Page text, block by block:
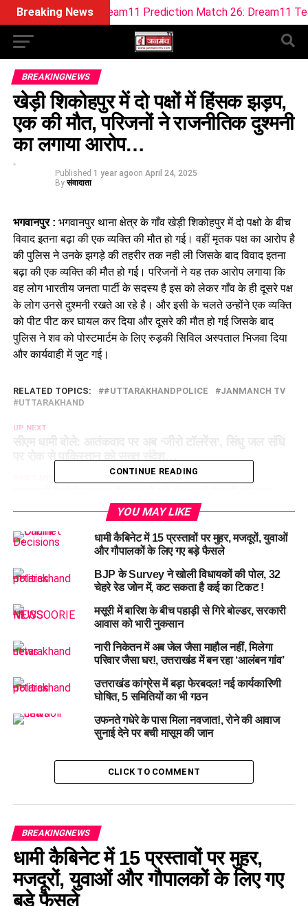
Breaking News
SOB vs MO Dream11 Prediction Match 26: Dream11 Team
BREAKINGNEWS
खेड़ी शिकोहपुर में दो पक्षों में हिंसक झड़प,
एक की मौत, परिजनों ने राजनीतिक दुश्मनी
का लगाया आरोप…
Published 1 year agoon April 24, 2025
By संवादाता
भगवानपुर : भगवानपुर थाना क्षेत्र के गाँव खेड़ी शिकोहपुर में दो पक्षो के बीच
विवाद इतना बढ़ा की एक व्यक्ति की मौत हो गई। वहीं मृतक पक्ष का आरोप है
की पुलिस ने उनके झगड़े की तहरीर तक नही ली जिसके बाद विवाद इतना
बढ़ा की एक व्यक्ति की मौत हो गई। परिजनों ने यह तक आरोप लगाया कि
वह लोग भारतीय जनता पार्टी के सदस्य है इस को लेकर गाँव के ही दूसरे पक्ष
के लोग उनसे दुश्मनी रखते आ रहे है। और इसी के चलते उन्होंने एक व्यक्ति
को पीट पीट कर घायल कर दिया और दूसरे की मौत हो गई जिसके बाद
पुलिस ने शव को पोस्टमार्टम के लिए रुड़की सिविल अस्पताल भिजवा दिया
और कार्यवाही में जुट गई।
RELATED TOPICS: #UTTARAKHANDPOLICE
JANMANCH TV
UTTARAKHAND
UP NEXT
पर रोक से पाकिस्तान को सख्त संदेश…
पुलिस ने 24 घंटे में किया खुलासा….
CONTINUE READING
YOU MAY LIKE
धामी कैबिनेट में 15 प्रस्तावों पर मुहर, मजदूरों, युवाओं
और गौपालकों के लिए गए बड़े फैसले
BJP के Survey ने खोली विधायकों की पोल, 32
चेहरे रेड जोन में, कट सकता है कई का टिकट !
मसूरी में बारिश के बीच पहाड़ी से गिरे बोल्डर, सरकारी
आवास को भारी नुकसान
नारी निकेतन में अब जेल जैसा माहौल नहीं, मिलेगा
परिवार जैसा घर!, उत्तराखंड में बन रहा ‘आलंबन गांव’
उत्तराखंड कांग्रेस में बड़ा फेरबदल! नई कार्यकारिणी
घोषित, 5 समितियों का भी गठन
उफनते गधेरे के पास मिला नवजात!, रोने की आवाज
सुनाई देने पर बची मासूम की जान
CLICK TO COMMENT
BREAKINGNEWS
धामी कैबिनेट में 15 प्रस्तावों पर मुहर,
मजदूरों, युवाओं और गौपालकों के लिए गए
बड़े फैसले